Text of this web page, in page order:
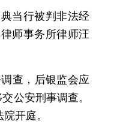
当行被判非法经
师事务所律师汪
查，后银监会应
公安刑事调查。
开庭。